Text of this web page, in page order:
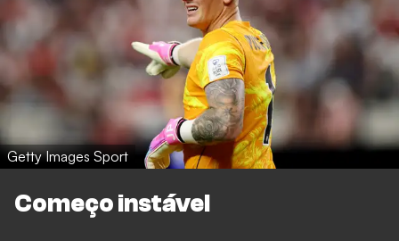
Getty Images Sport
Começo instável